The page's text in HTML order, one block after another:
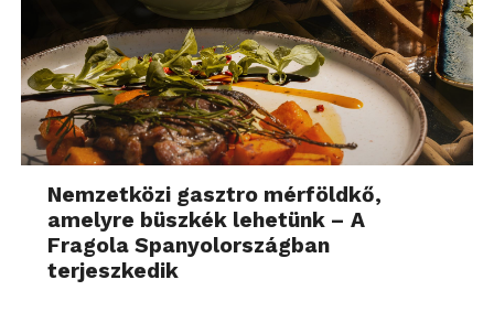
Nemzetközi gasztro mérföldkő,
amelyre büszkék lehetünk – A
Fragola Spanyolországban
terjeszkedik